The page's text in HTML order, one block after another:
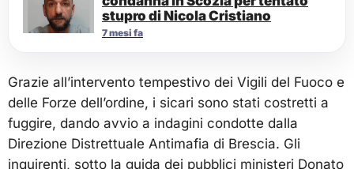
stupro di Nicola Cristiano
7 mesi fa
Grazie all’intervento tempestivo dei Vigili del Fuoco e
delle Forze dell’ordine, i sicari sono stati costretti a
fuggire, dando avvio a indagini condotte dalla
Direzione Distrettuale Antimafia di Brescia. Gli
inquirenti, sotto la guida dei pubblici ministeri Donato